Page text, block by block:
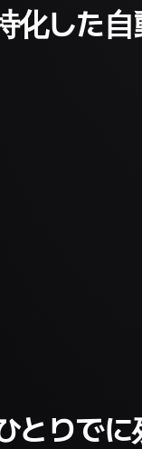
化した
とりでに